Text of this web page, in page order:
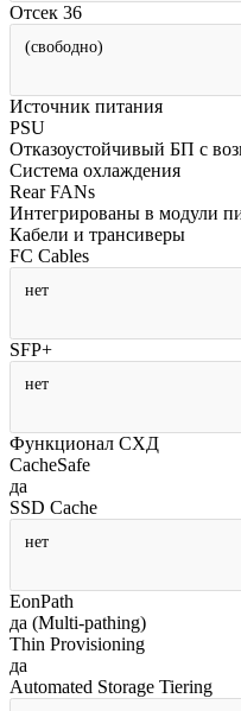
Отсек 36
(свободно)
Источник питания
PSU
Отказоустойчивый БП с
Система охлаждения
Rear FANs
Интегрированы в модули
Кабели и трансиверы
FC Cables
нет
SFP+
нет
Функционал СХД
CacheSafe
да
SSD Cache
нет
EonPath
да (Multi-pathing)
Thin Provisioning
да
Automated Storage Tiering